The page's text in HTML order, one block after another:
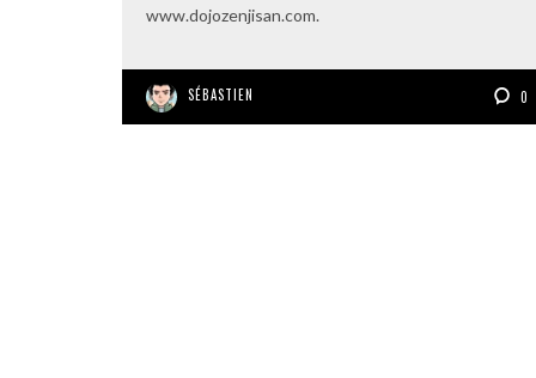
www.dojozenjisan.com.
SÉBASTIEN 0